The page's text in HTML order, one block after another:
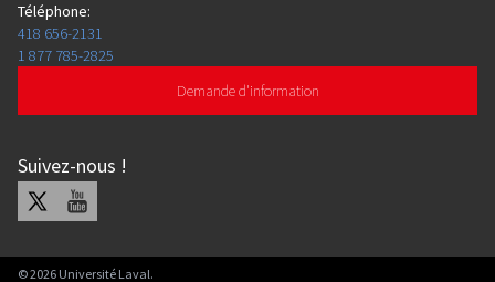
Téléphone:
418 656-2131
1 877 785-2825
Demande d'information
Suivez-nous !
Youtube
©2026 Université Laval.